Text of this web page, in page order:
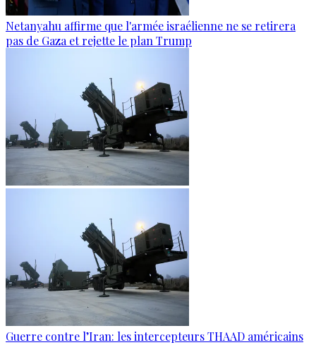
Netanyahu affirme que l'armée israélienne ne se retirera
pas de Gaza et rejette le plan Trump
Guerre contre l’Iran: les intercepteurs THAAD américains